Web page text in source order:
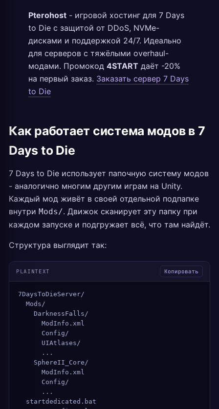
Pterohost - игровой хостинг для 7 Days
to Die с защитой от DDoS, NVMe-
дисками и поддержкой 24/7. Идеально
для серверов с тяжёлыми overhaul-
модами. Промокод 4START даёт -20%
на первый заказ. Заказать сервер 7 Days
to Die
Как работает система модов в 7
Days to Die
7 Days to Die использует папочную систему модов
- аналогично многим другим играм на Unity.
Каждый мод живёт в своей отдельной подпапке
внутри Mods/. Движок сканирует эту папку при
каждом запуске и подгружает всё, что там найдёт.
Структура выглядит так:
PLAINTEXT Копировать
7DaysToDieServer/
  Mods/
    DarknessFalls/
      ModInfo.xml
      Config/
      UIAtlases/
      ...
    SphereII_Core/
      ModInfo.xml
      Config/
      ...
  startdedicated.bat